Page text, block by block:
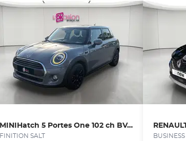
MINI Hatch 5 Portes One 102 ch BVA7
FINITION SALT BUSINESS